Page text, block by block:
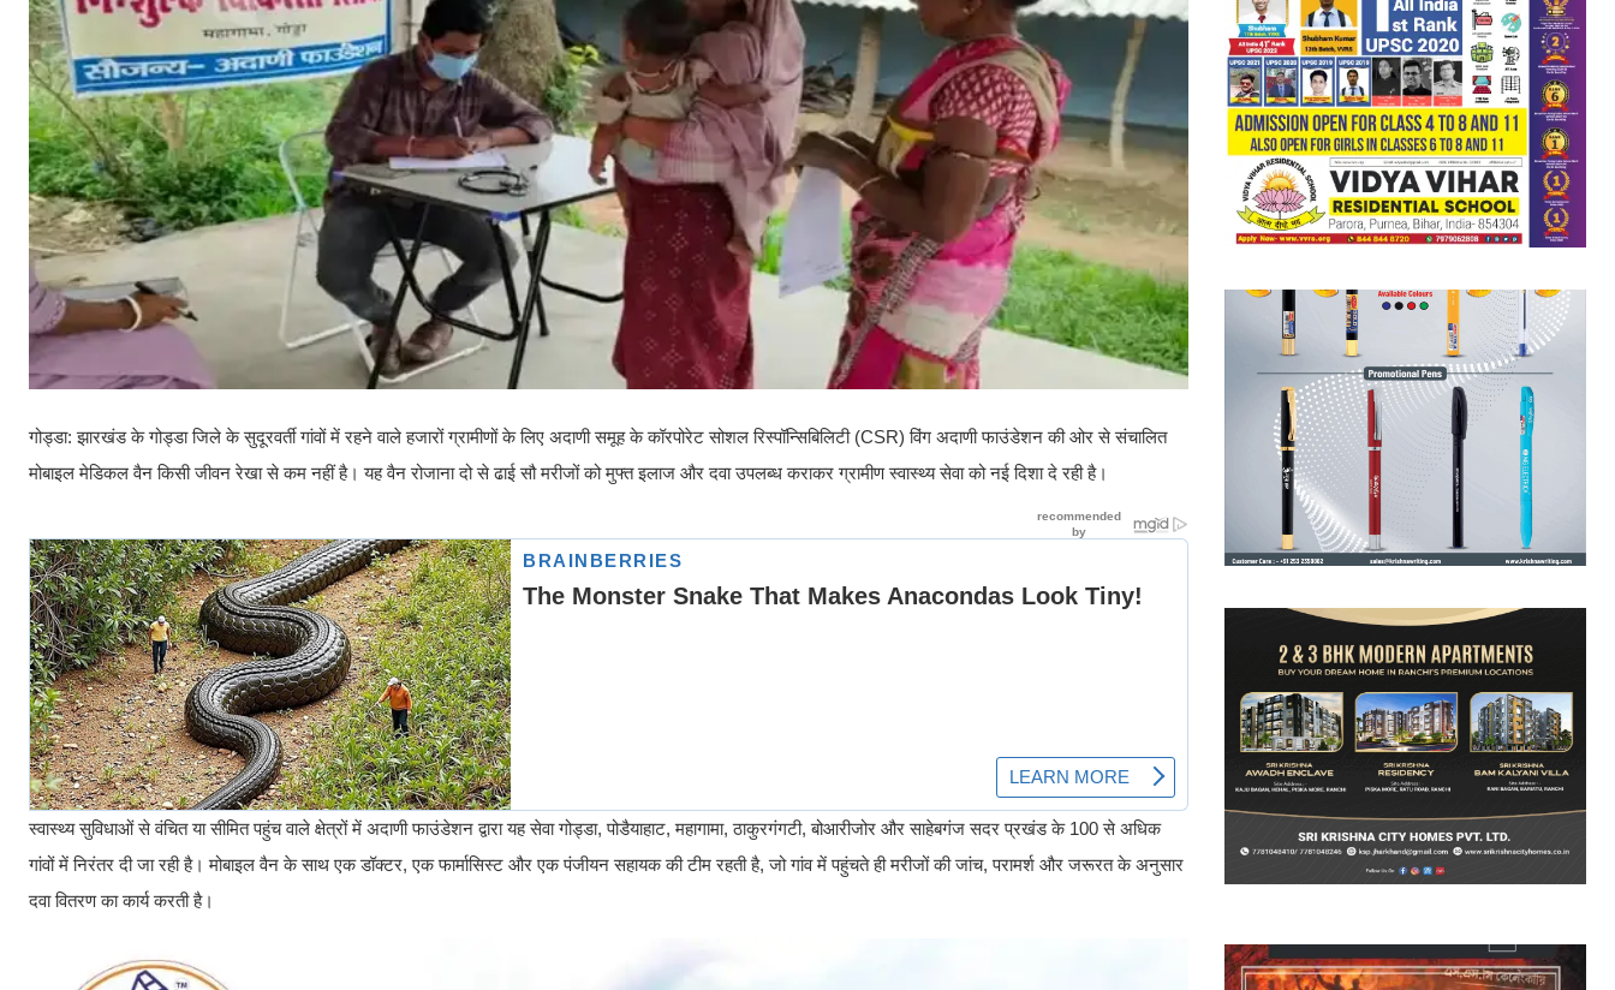
गोड्डा: झारखंड के गोड्डा जिले के सुदूरवर्ती गांवों में रहने वाले हजारों ग्रामीणों के लिए अदाणी समूह के कॉरपोरेट सोशल रिस्पॉन्सिबिलिटी (CSR) विंग अदाणी फाउंडेशन की ओर से संचालित
मोबाइल मेडिकल वैन किसी जीवन रेखा से कम नहीं है। यह वैन रोजाना दो से ढाई सौ मरीजों को मुफ्त इलाज और दवा उपलब्ध कराकर ग्रामीण स्वास्थ्य सेवा को नई दिशा दे रही है।
स्वास्थ्य सुविधाओं से वंचित या सीमित पहुंच वाले क्षेत्रों में अदाणी फाउंडेशन द्वारा यह सेवा गोड्डा, पोडैयाहाट, महागामा, ठाकुरगंगटी, बोआरीजोर और साहेबगंज सदर प्रखंड के 100 से अधिक
गांवों में निरंतर दी जा रही है। मोबाइल वैन के साथ एक डॉक्टर, एक फार्मासिस्ट और एक पंजीयन सहायक की टीम रहती है, जो गांव में पहुंचते ही मरीजों की जांच, परामर्श और जरूरत के अनुसार
दवा वितरण का कार्य करती है।